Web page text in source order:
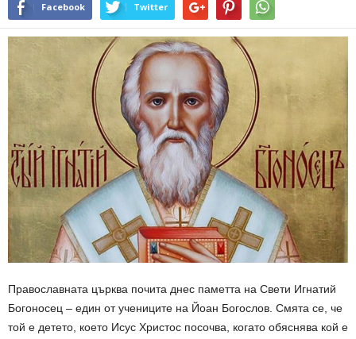
Facebook Twitter
Православната църква почита днес паметта на Свети Игнатий
Богоносец – един от учениците на Йоан Богослов. Смята се, че
той е детето, което Исус Христос посочва, когато обяснява кой е